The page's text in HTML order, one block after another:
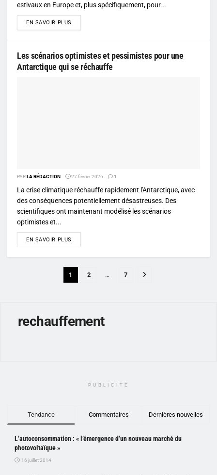
estivaux en Europe et, plus spécifiquement, pour...
EN SAVOIR PLUS
Les scénarios optimistes et pessimistes pour une
Antarctique qui se réchauffe
PARLA RÉDACTION 27 février 2026 1
La crise climatique réchauffe rapidement l'Antarctique, avec
des conséquences potentiellement désastreuses. Des
scientifiques ont maintenant modélisé les scénarios
optimistes et...
EN SAVOIR PLUS
1 2 … 7
rechauffement
PUBLICITÉ
Tendance Commentaires Dernières nouvelles
L’autoconsommation : « l’émergence d’un nouveau marché du
photovoltaïque »
16 juillet 2014